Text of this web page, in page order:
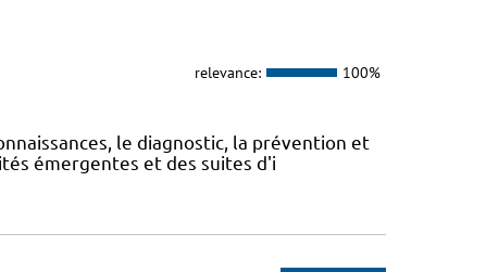
relevance: 100%
le diagnostic, la prévention et
émergentes et des suites d'i